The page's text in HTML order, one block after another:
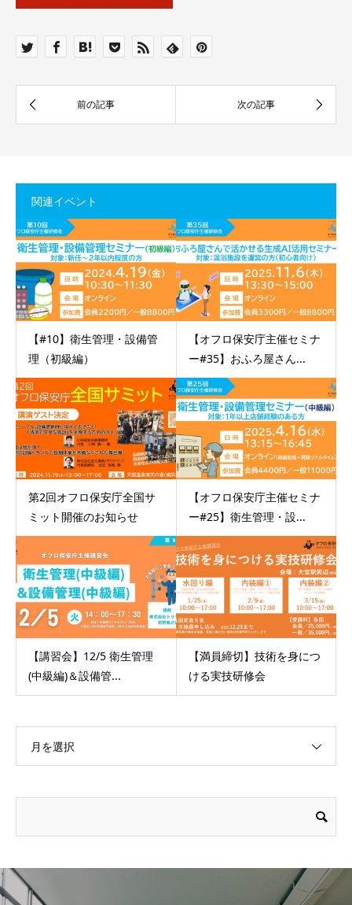
関連イベント
【#10】衛生管理・設備管
理（初級編）
【オフロ保安庁主催セミナ
ー#35】おふろ屋さん...
第2回オフロ保安庁全国サ
ミット開催のお知らせ
【オフロ保安庁主催セミナ
ー#25】衛生管理・設...
【講習会】12/5 衛生管理
(中級編)＆設備管...
【満員締切】技術を身につ
ける実技研修会
月を選択